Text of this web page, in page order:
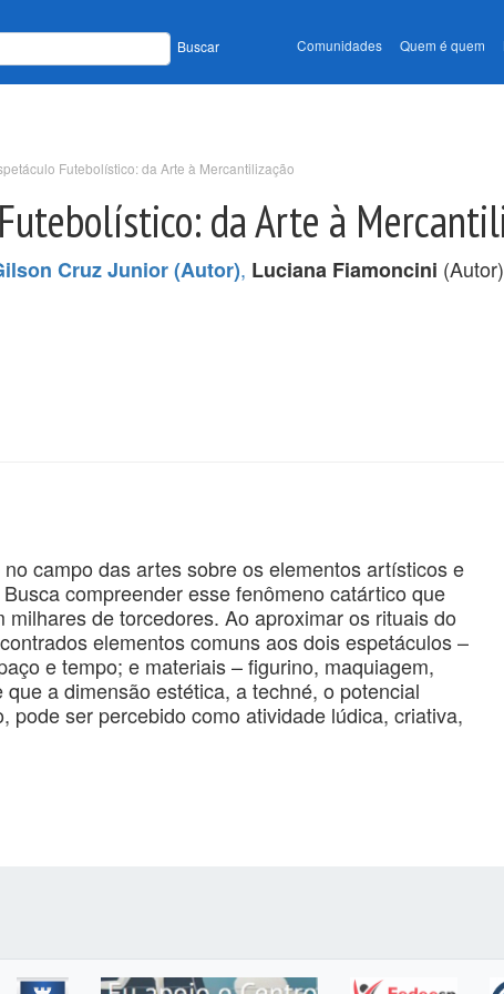
Buscar Comunidades Quem é quem
Futebolístico: da Arte à Mercantilização
da Arte à
Cruz Junior (Autor), Luciana Fiamoncini
campo das artes sobre os elementos artísticos e
compreender esse fenômeno catártico que
de torcedores. Ao aproximar os rituais do
elementos comuns aos dois espetáculos –
e tempo; e materiais – figurino, maquiagem,
a dimensão estética, a techné, o potencial
pode ser percebido como atividade lúdica, criativa,